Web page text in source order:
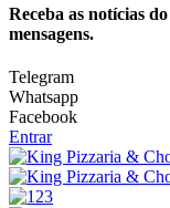
Receba as notícias
mensagens.
Telegram
Whatsapp
Facebook
Entrar